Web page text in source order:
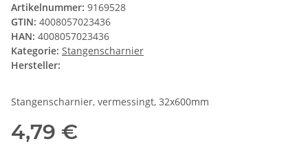
Artikelnummer: 9169528
GTIN: 4008057023436
HAN: 4008057023436
Kategorie: Stangenscharnier
Hersteller:
Stangenscharnier, vermessingt, 32x600mm
4,79 €